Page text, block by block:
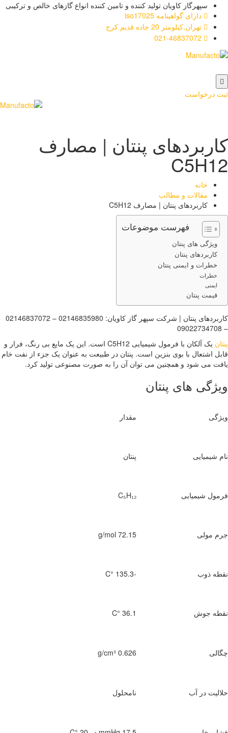
سپهرگاز کاویان تولید کننده و تامین کننده انواع گازهای خالص و ترکیبی
دارای گواهینامه iso17025
تهران,کیلومتر 20 جاده قدیم کرج
پنتان | مصارف
خانه
مقالات و مطالب
کاربردهای پنتان | مصارف C5H12
فهرست موضوعات
های پنتان
پنتان
و ایمنی پنتان
پنتان
کاربردهای پنتان | شرکت سپهر گاز کاویان: 02146835980 – 02146837072
یک آلکان با فرمول شیمیایی C5H12 است. این یک مایع بی رنگ، فرار و
با بوی بنزین است. پنتان در طبیعت به عنوان یک جزء از نفت خام
شود و همچنین می توان آن را به صورت مصنوعی تولید کرد.
های پنتان
شیمیایی C₅H₁₂
72.15 g/mol
در آب نامحلول